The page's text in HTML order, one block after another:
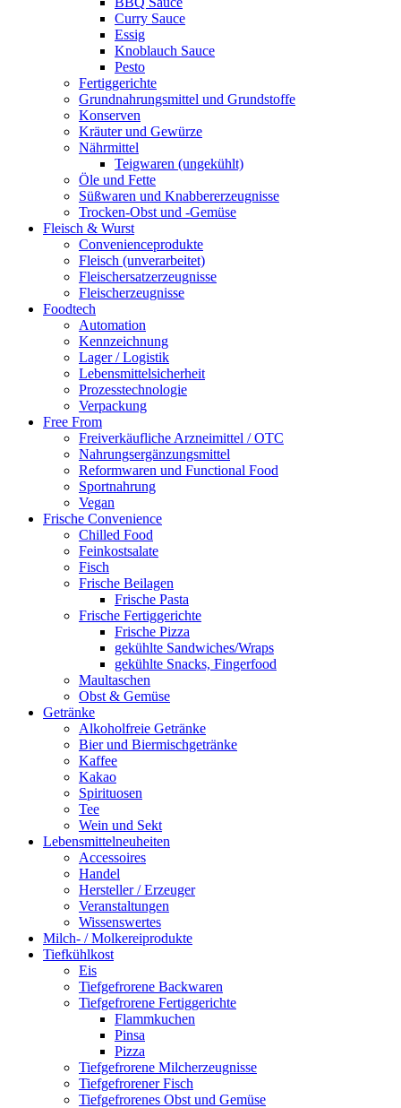
Curry Sauce
Essig
Knoblauch Sauce
Pesto
Fertiggerichte
Grundnahrungsmittel und Grundstoffe
Konserven
Kräuter und Gewürze
Nährmittel
Teigwaren (ungekühlt)
Öle und Fette
Süßwaren und Knabbererzeugnisse
Trocken-Obst und -Gemüse
Fleisch & Wurst
Convenienceprodukte
Fleisch (unverarbeitet)
Fleischersatzerzeugnisse
Fleischerzeugnisse
Foodtech
Automation
Kennzeichnung
Lager / Logistik
Lebensmittelsicherheit
Prozesstechnologie
Verpackung
Free From
Freiverkäufliche Arzneimittel / OTC
Nahrungsergänzungsmittel
Reformwaren und Functional Food
Sportnahrung
Vegan
Frische Convenience
Chilled Food
Feinkostsalate
Fisch
Frische Beilagen
Frische Pasta
Frische Fertiggerichte
Frische Pizza
gekühlte Sandwiches/Wraps
gekühlte Snacks, Fingerfood
Maultaschen
Obst & Gemüse
Getränke
Alkoholfreie Getränke
Bier und Biermischgetränke
Kaffee
Kakao
Spirituosen
Tee
Wein und Sekt
Lebensmittelneuheiten
Accessoires
Handel
Hersteller / Erzeuger
Veranstaltungen
Wissenswertes
Milch- / Molkereiprodukte
Tiefkühlkost
Eis
Tiefgefrorene Backwaren
Tiefgefrorene Fertiggerichte
Flammkuchen
Pinsa
Pizza
Tiefgefrorene Milcherzeugnisse
Tiefgefrorener Fisch
Tiefgefrorenes Obst und Gemüse